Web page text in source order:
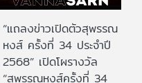
“แถลงข่าวเปิดตัวสุพรรณ
หงส์ ครั้งที่ 34 ประจำปี
2568” เปิดโผรางวัล
“สุพรรณหงส์ครั้งที่ 34